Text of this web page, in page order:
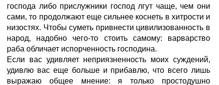
господа либо прислужники господ лгут чаще, чем они
сами, то продолжают еще сильнее коснеть в хитрости и
низостях. Чтобы суметь привнести цивилизованность в
народ, надобно чего-то стоить самому: варварство
раба обличает испорченность господина.
Если вас удивляет неприязненность моих суждений,
удивлю вас еще больше и прибавлю, что всего лишь
выражаю общее мнение: я только простодушно